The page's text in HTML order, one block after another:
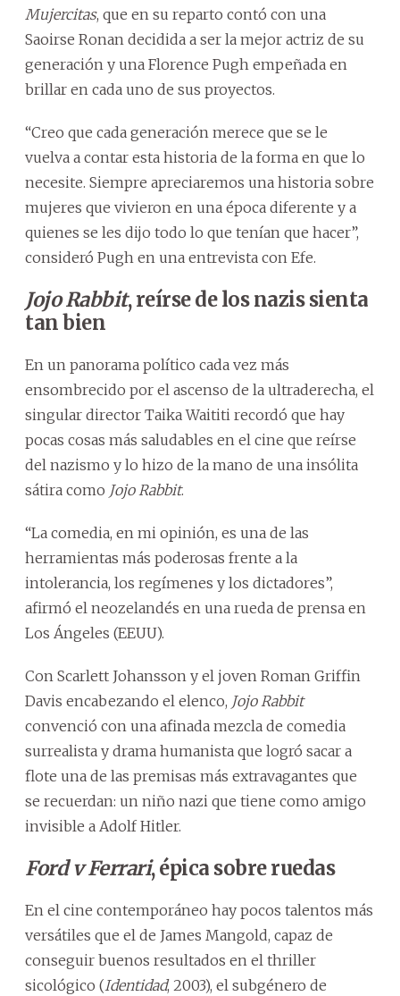
Mujercitas, que en su reparto contó con una
Saoirse Ronan decidida a ser la mejor actriz de su
generación y una Florence Pugh empeñada en
brillar en cada uno de sus proyectos.
“Creo que cada generación merece que se le
vuelva a contar esta historia de la forma en que lo
necesite. Siempre apreciaremos una historia sobre
mujeres que vivieron en una época diferente y a
quienes se les dijo todo lo que tenían que hacer”,
consideró Pugh en una entrevista con Efe.
Jojo Rabbit, reírse de los nazis sienta
tan bien
En un panorama político cada vez más
ensombrecido por el ascenso de la ultraderecha, el
singular director Taika Waititi recordó que hay
pocas cosas más saludables en el cine que reírse
del nazismo y lo hizo de la mano de una insólita
sátira como Jojo Rabbit.
“La comedia, en mi opinión, es una de las
herramientas más poderosas frente a la
intolerancia, los regímenes y los dictadores”,
afirmó el neozelandés en una rueda de prensa en
Los Ángeles (EEUU).
Con Scarlett Johansson y el joven Roman Griffin
Davis encabezando el elenco, Jojo Rabbit
convenció con una afinada mezcla de comedia
surrealista y drama humanista que logró sacar a
flote una de las premisas más extravagantes que
se recuerdan: un niño nazi que tiene como amigo
invisible a Adolf Hitler.
Ford v Ferrari, épica sobre ruedas
En el cine contemporáneo hay pocos talentos más
versátiles que el de James Mangold, capaz de
conseguir buenos resultados en el thriller
sicológico (Identidad, 2003), el subgénero de